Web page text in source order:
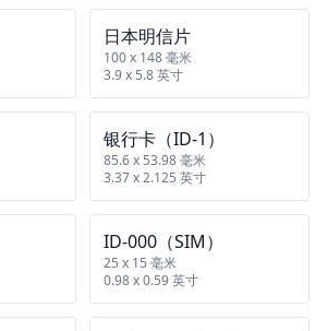
日本明信片
100 x 148 毫米
3.9 x 5.8 英寸
银行卡（ID‑1）
85.6 x 53.98 毫米
3.37 x 2.125 英寸
ID‑000（SIM）
25 x 15 毫米
0.98 x 0.59 英寸